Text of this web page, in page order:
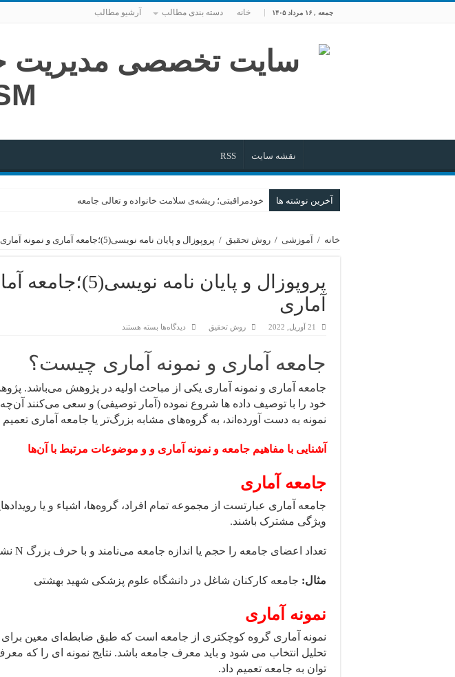
جمعه , ۱۶ مرداد ۱۴۰۵ خانه دسته بندی مطالب آرشیو مطالب
نقشه سایت RSS
آخرین نوشته ها خودمراقبتی؛ ریشه‌ی سلامت خانواده و تعالی جامعه
هنر پیروزی در گام‌های خرد
در خاکسپاریِ یک کوه
خانه / آموزشی / روش تحقیق / پروپوزال و پایان نامه نویسی(5)؛جامعه آماری و نمونه آماری
پروپوزال و پایان نامه
آماری
21 آوریل, 2022 روش تحقیق دیدگاه‌ها برای
پایان
نویسی(5)؛
آماری
و
نمونه
آماری
بسته هستند
جامعه آماری و نمونه آماری چیست؟
جامعه آماری و نمونه آماری یکی از مباحث اولیه در پژوهش می‌باشد.
خود را با توصیف داده ها شروع نموده (آمار توصیفی)‌ و سعی می‌کنند
نمونه به دست آورده‌اند، به گروه‌های مشابه بزرگ‌تر یا جامعه آماری تعمیم
آشنایی با مفاهیم جامعه و نمونه آماری و و موضوعات مرتبط با آن‌ها
جامعه آماری
جامعه آماری عبارتست از مجموعه تمام افراد، گروه‌ها، اشیاء و یا
ویژگی مشترک باشند.
تعداد اعضای جامعه را حجم یا اندازه جامعه می‌نامند و با حرف بزرگ N نشان می‌دهند.
مثال: جامعه کارکنان شاغل در دانشگاه علوم پزشکی شهید بهشتی
نمونه آماری
نمونه آماری گروه کوچکتری از جامعه است که طبق ضابطه‌ای معین برای
توان به جامعه تعمیم داد.